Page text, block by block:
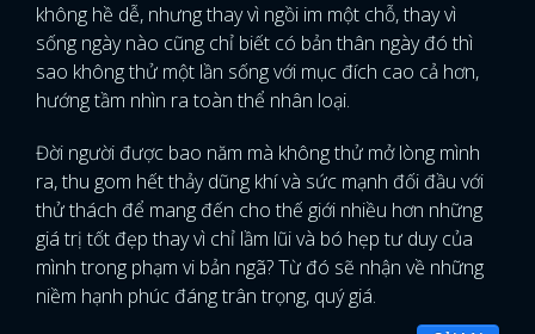
không hề dễ, nhưng thay vì ngồi im một chỗ, thay vì
sống ngày nào cũng chỉ biết có bản thân ngày đó thì
sao không thử một lần sống với mục đích cao cả hơn,
hướng tầm nhìn ra toàn thể nhân loại.
Đời người được bao năm mà không thử mở lòng mình
ra, thu gom hết thảy dũng khí và sức mạnh đối đầu với
thử thách để mang đến cho thế giới nhiều hơn những
giá trị tốt đẹp thay vì chỉ lầm lũi và bó hẹp tư duy của
mình trong phạm vi bản ngã? Từ đó sẽ nhận về những
niềm hạnh phúc đáng trân trọng, quý giá.